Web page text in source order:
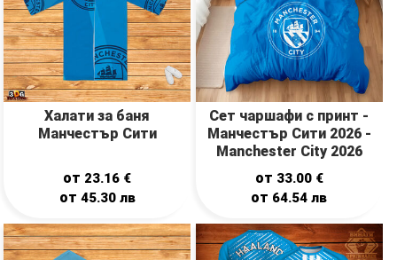
Халати за баня
Манчестър Сити
от 23.16 €
от 45.30 лв
Сет чаршафи с принт -
Манчестър Сити 2026 -
Manchester City 2026
от 33.00 €
от 64.54лв